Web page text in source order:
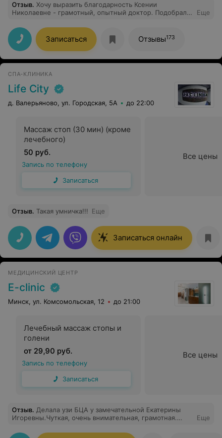
Отзыв. Хочу выразить благодарность Ксении
Николаевне - грамотный, опытный доктор. Подобрали
отзывчива и доброжелательна, никогда не
«запугивает» ( с другими докторами бывало такое),
поясняет причины и варианты минимизации
рецидивов. Очень приятная атмосфера и внимательный
подход, высокая квалификация оказания помощи.
Еще
Записаться Отзывы173
СПА-КЛИНИКА
Life City
д. Валерьяново, ул. Городская, 5А до 22:00
Массаж стоп (30 мин) (кроме
лечебного)
50 руб.
Запись по телефону
Записаться
Все цены
Отзыв. Такая умничка!!! Еще
Записаться онлайн
МЕДИЦИНСКИЙ ЦЕНТР
E-clinic
Минск, ул. Комсомольская, 12 до 21:00
Лечебный массаж стопы и
голени
от 29,90 руб.
Запись по телефону
Записаться
Все цены
Отзыв. Делала узи БЦА у замечательной Екатерины
Игоревны.Чуткая, очень внимательная, грамотная.
всей души!
Еще